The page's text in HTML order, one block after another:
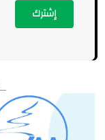
إشترك